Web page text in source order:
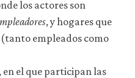
los actores son
, y hogares que
(tanto empleados como
el que participan las